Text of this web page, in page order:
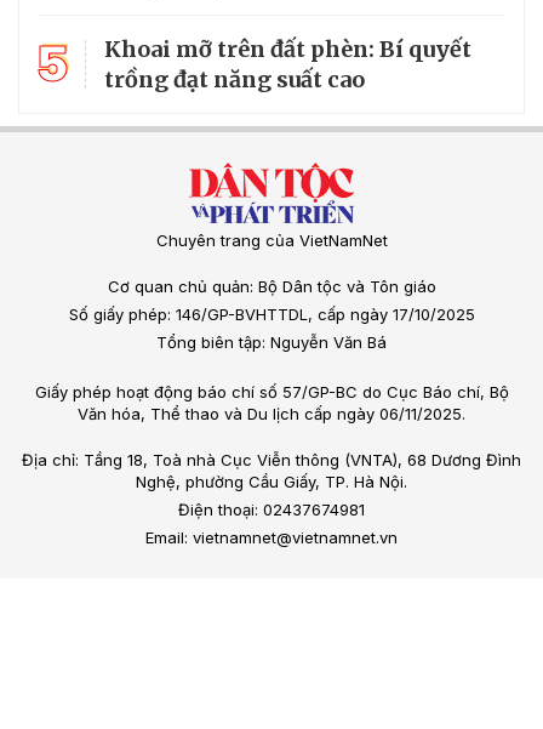
5
Khoai mỡ trên đất phèn: Bí quyết
trồng đạt năng suất cao
Chuyên trang của VietNamNet
Cơ quan chủ quản: Bộ Dân tộc và Tôn giáo
Số giấy phép: 146/GP-BVHTTDL, cấp ngày 17/10/2025
Tổng biên tập: Nguyễn Văn Bá
Giấy phép hoạt động báo chí số 57/GP-BC do Cục Báo chí, Bộ
Văn hóa, Thể thao và Du lịch cấp ngày 06/11/2025.
Địa chỉ: Tầng 18, Toà nhà Cục Viễn thông (VNTA), 68 Dương Đình
Nghệ, phường Cầu Giấy, TP. Hà Nội.
Điện thoại: 02437674981
Email: vietnamnet@vietnamnet.vn